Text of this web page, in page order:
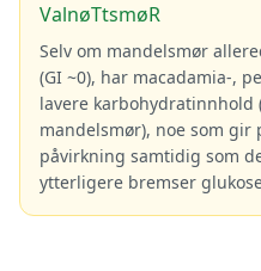
ValnøTtsmøR
Selv om mandelsmør
(GI ~0), har macadamia-,
lavere karbohydratinnhold
mandelsmør), noe som
påvirkning samtidig som
ytterligere bremser